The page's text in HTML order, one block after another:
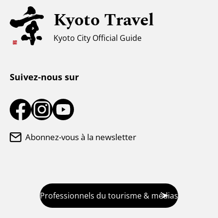
Climat et vêtements
Centre d'information touristique
Kyoto Travel
Kyoto City Official Guide
Suivez-nous sur
Abonnez-vous à la newsletter
Professionnels du tourisme & médias